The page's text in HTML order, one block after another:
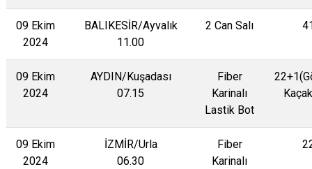
09 Ekim
2024
BALIKESİR/Ayvalık
11.00
2 Can Salı
09 Ekim
2024
AYDIN/Kuşadası
07.15
Fiber
Karinalı
Lastik Bot
09 Ekim
2024
İZMİR/Urla
06.30
Fiber
Karinalı